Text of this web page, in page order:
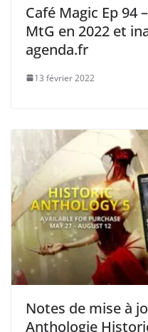
Café Magic Ep 94
MtG en 2022 et
agenda.fr
13 février 2022
Notes de mise à
Anthologie